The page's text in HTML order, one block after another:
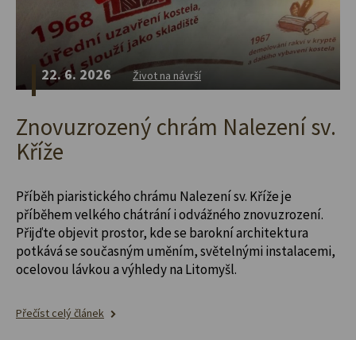
22. 6. 2026 Život na návrší
Znovuzrozený chrám Nalezení sv.
Kříže
Příběh piaristického chrámu Nalezení sv. Kříže je
příběhem velkého chátrání i odvážného znovuzrození.
Přijďte objevit prostor, kde se barokní architektura
potkává se současným uměním, světelnými instalacemi,
ocelovou lávkou a výhledy na Litomyšl.
Přečíst celý článek